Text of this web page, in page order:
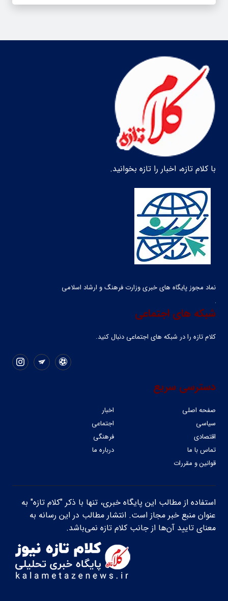
با کلام تازه، اخبار را تازه بخوانید.
نماد مجوز پایگاه های خبری وزارت فرهنگ و ارشاد اسلامی
شبکه های اجتماعی
کلام تازه را در شبکه ‌های اجتماعی دنبال کنید.
دسترسی سریع
صفحه اصلی
اخبار
سیاسی
اجتماعی
اقتصادی
فرهنگی
تماس با ما
درباره ما
قوانین و مقررات
استفاده از مطالب این پایگاه خبری، تنها با ذکر "کلام تازه" به
عنوان منبع خبر مجاز است. انتشار مطالب در این رسانه به
معنای تایید آن‌ها از جانب کلام تازه نمی‌باشد.